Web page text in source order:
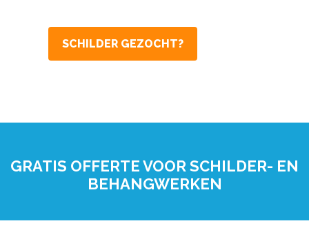
SCHILDER GEZOCHT?
GRATIS OFFERTE VOOR SCHILDER- EN
BEHANGWERKEN